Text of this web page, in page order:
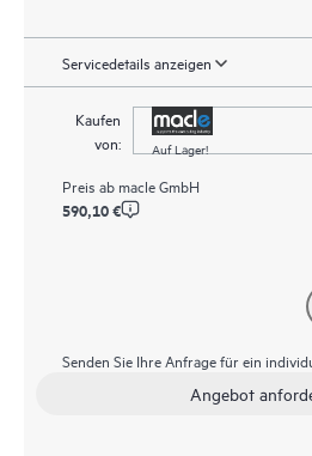
Servicedetails anzeigen
Kaufen
von:
Auf Lager!
Preis ab macle GmbH
590,10 €
Senden Sie Ihre Anfrage für ein
Angebot